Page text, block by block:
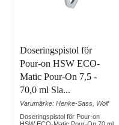
Doseringspistol för
Pour-on HSW ECO-
Matic Pour-On 7,5 -
70,0 ml Sla...
Varumärke: Henke-Sass, Wolf
Doseringspistol för Pour-on